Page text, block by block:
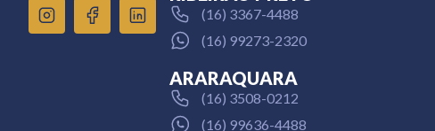
(16) 3367-4488
(16) 99273-2320
ARARAQUARA
(16) 3508-0212
(16) 99636-4488